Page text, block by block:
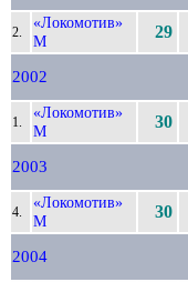
2.
«Локомотив»
М
29
2002
1.
«Локомотив»
М
30
2003
4.
«Локомотив»
М
30
2004